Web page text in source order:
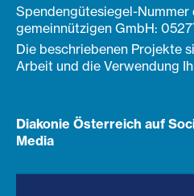
Spendengütesiegel-
gemeinnützigen GmbH:
Die beschriebenen Projekte
Arbeit und die Verwendung
Diakonie Österreich auf
Media